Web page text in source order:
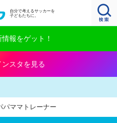
自分で考えるサッカーを
子どもたちに。
報をゲット！
スタを見る
パママトレーナー